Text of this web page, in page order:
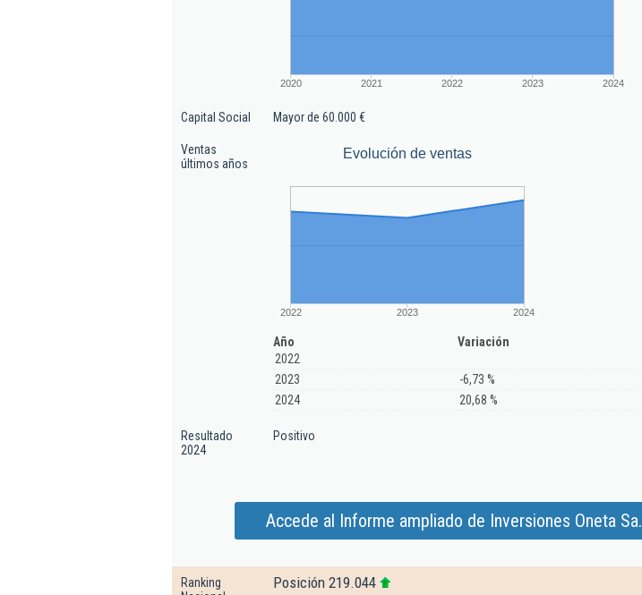
2020 2021 2022 2023 2024
Capital Social Mayor de 60.000 €
Ventas
últimos años
Evolución de ventas
2022 2023 2024
Año
Variación
2022
2023
-6,73 %
2024
20,68 %
Resultado
2024
Positivo
Accede al Informe ampliado de Inversiones Oneta Sa.
Ranking
Posición 219.044